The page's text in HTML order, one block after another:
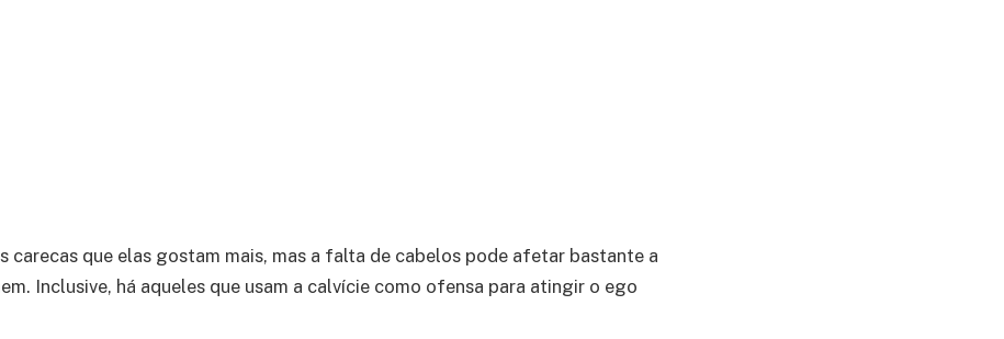
carecas que elas gostam mais, mas a falta de cabelos pode afetar bastante a
Inclusive, há aqueles que usam a calvície como ofensa para atingir o ego